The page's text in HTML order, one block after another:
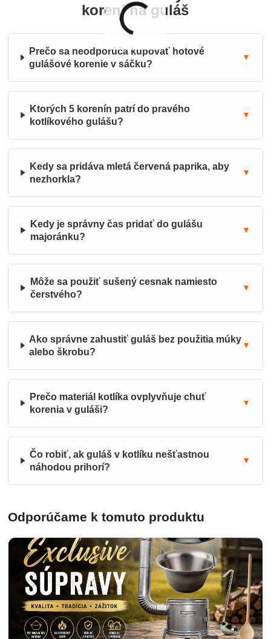
korení na guláš
Prečo sa neodporúča kupovať hotové
gulášové korenie v sáčku?
▼
Ktorých 5 korenín patrí do pravého
kotlíkového gulášu?
▼
Kedy sa pridáva mletá červená paprika, aby
nezhorkla?
▼
Kedy je správny čas pridať do gulášu
majoránku?
▼
Môže sa použiť sušený cesnak namiesto
čerstvého?
▼
Ako správne zahustiť guláš bez použitia múky
alebo škrobu?
▼
Prečo materiál kotlíka ovplyvňuje chuť
korenia v guláši?
▼
Čo robiť, ak guláš v kotlíku nešťastnou
náhodou prihorí?
▼
Odporúčame k tomuto produktu